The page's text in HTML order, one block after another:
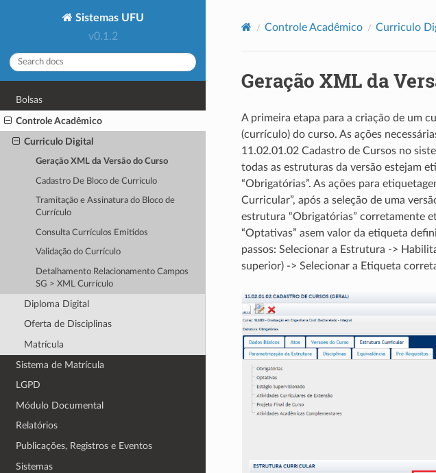
Sistemas UFU
v0.1.2
Bolsas
Controle Acadêmico
Curriculo Digital
Geração XML da Versão do Curso
Cadastro De Bloco de Currículo
Tramitação e Assinatura do Bloco de
Currículo
Consulta Currículos Emitidos
Validação do Currículo
Detalhamento Relacionamento Campos
SG > XML Currículo
Diploma Digital
Oferta de Disciplinas
Matrícula
Sistema de Matrícula
LGPD
Módulo Documental
Relatórios
Publicações, Registros e Eventos
Sistemas
Controle Acadêmico Curriculo
Geração XML da
A primeira etapa para a criação de um
(currículo) do curso. As ações
11.02.01.02 Cadastro de Cursos no
todas as estruturas da versão estejam
“Obrigatórias”. As ações para
Curricular”, após a seleção de uma
estrutura “Obrigatórias” corretamente
“Optativas” asem valor da etiqueta
passos: Selecionar a Estrutura ->
superior) -> Selecionar a Etiqueta